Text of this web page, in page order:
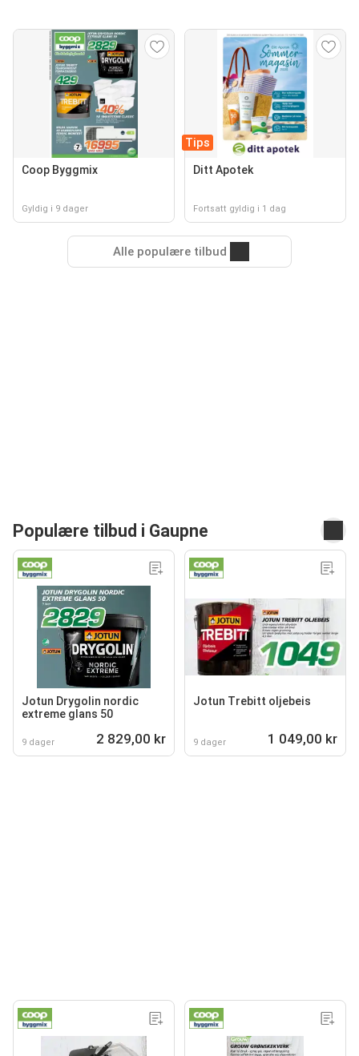
Coop Byggmix
Gyldig i 9 dager
Tips
Ditt Apotek
Fortsatt gyldig i 1 dag
Alle populære tilbud
Populære tilbud i Gaupne
Jotun Drygolin nordic
extreme glans 50
9 dager 2 829,00 kr
Jotun Trebitt oljebeis
9 dager 1 049,00 kr